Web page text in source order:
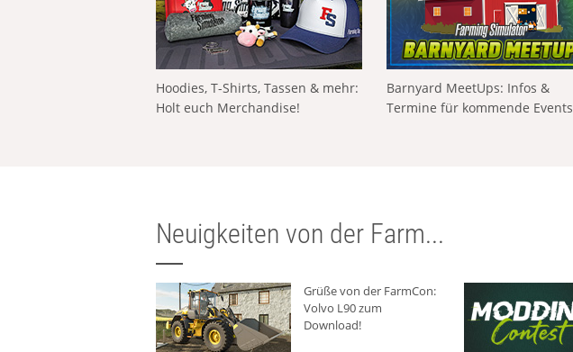
Hoodies, T-Shirts, Tassen & mehr:
Holt euch Merchandise!
Barnyard MeetUps: Infos &
Termine für kommende Events
Neuigkeiten von der Farm...
Grüße von der FarmCon:
Volvo L90 zum
Download!